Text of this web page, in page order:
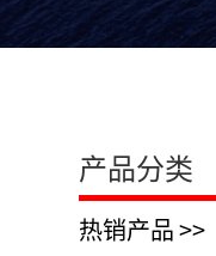
产品分类
热销产品 >>